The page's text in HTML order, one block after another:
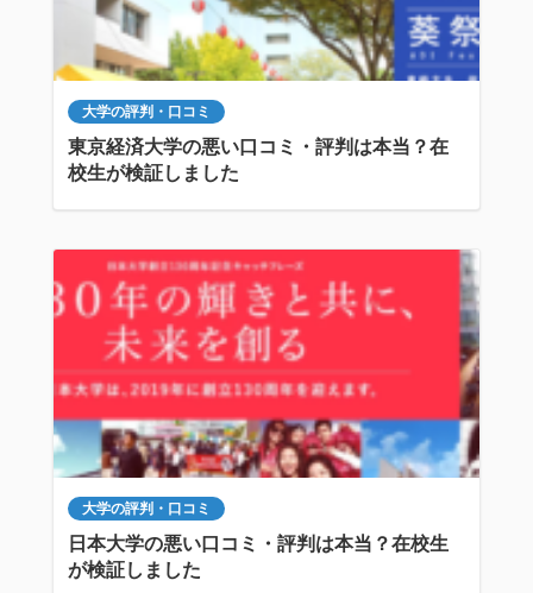
大学の評判・口コミ
東京経済大学の悪い口コミ・評判は本当？在
校生が検証しました
大学の評判・口コミ
日本大学の悪い口コミ・評判は本当？在校生
が検証しました